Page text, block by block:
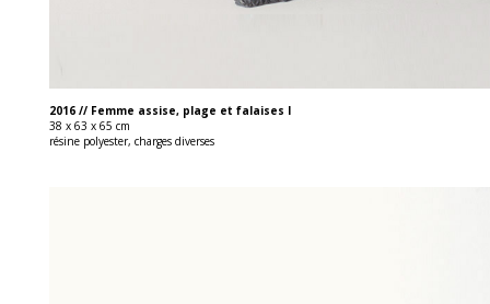
2016 // Femme assise, plage et falaises I
38 x 63 x 65 cm
résine polyester, charges diverses